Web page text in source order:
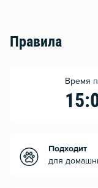
Правила
Время
Подходит
для